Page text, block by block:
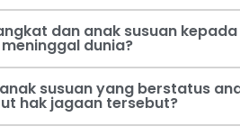
dan anak susuan
dunia?
susuan yang berstatus
hak jagaan tersebut?